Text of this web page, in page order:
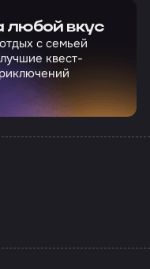
любой вкус
с семьей
квест-